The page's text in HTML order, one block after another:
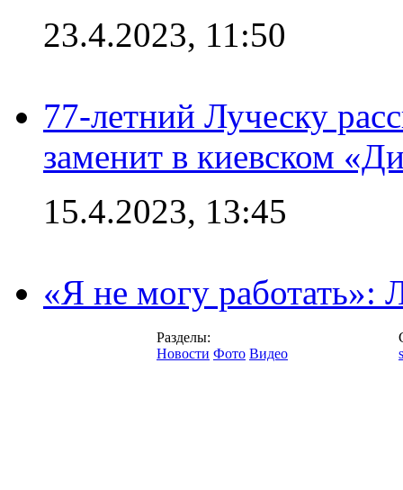
23.4.2023, 11:50
77-летний Луческу
заменит в киевском
15.4.2023, 13:45
«Я не могу работать»:
Разделы:
Новости Фото Видео